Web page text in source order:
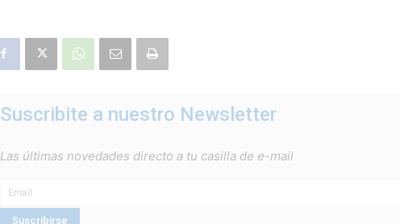
Suscribite a nuestro Newsletter
Las últimas novedades directo a tu casilla de e-mail